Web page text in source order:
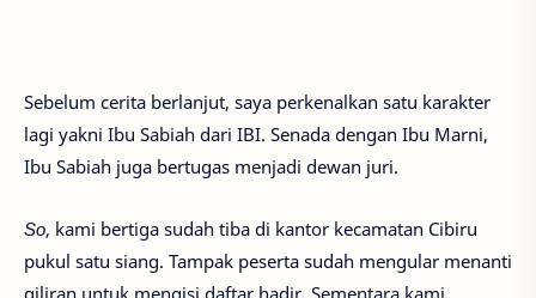
Sebelum cerita berlanjut, saya perkenalkan satu karakter
lagi yakni Ibu Sabiah dari IBI. Senada dengan Ibu Marni,
Ibu Sabiah juga bertugas menjadi dewan juri.
So, kami bertiga sudah tiba di kantor kecamatan Cibiru
pukul satu siang. Tampak peserta sudah mengular menanti